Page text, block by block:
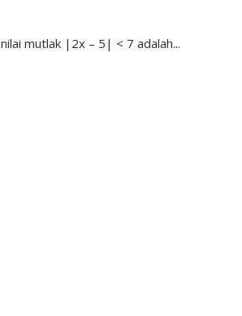
mutlak |2x – 5| < 7 adalah...